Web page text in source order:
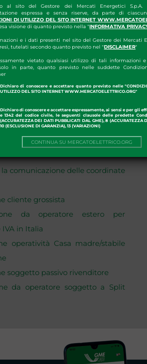
al sito del Gestore dei Mercati Energetici S.p.A.
espressa e senza riserve, da parte di
DI UTILIZZO DEL SITO INTERNET
visione di quanto previsto nella "INFORMATIVA
e i dati presenti nel sito del Gestore dei Mercati
tutelati secondo quanto previsto nel "DISCLAIMER"
vietato qualsiasi utilizzo di tali informazioni
in parte, quanto previsto nelle suddette
Dichiaro di conoscere e accettare quanto previsto nelle
UTILIZZO DEL SITO INTERNET WWW.MERCATOELETTRICO.ORG"
Dichiaro di conoscere e accettare espressamente, ai sensi e per gli
e 1342 del codice civile, le seguenti clausole delle predette
(ACCURATEZZA DEI DATI PUBBLICATI DAL GME), 8 (ACCURATEZZA
10 (ESCLUSIONE DI GARANZIA), 13 (VARIAZIONI)
CONTINUA SU MERCATOELETTRICO.ORG
A
al mercato - Allegato B
di autocertificazione per
penali
abilitazione/disabilitazione utenti
legale rappresentante
Operazioni Straordinarie
SETTLEMENT E
GARANZIA
comunicazione delle coordinate
cliente grossista
da operatore estero per
in Italia
operatività Casa madre/stabile
soggetto passivo rivenditore
da operatore soggetto a Split